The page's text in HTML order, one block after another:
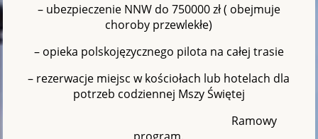
– ubezpieczenie NNW do 750000 zł ( obejmuje
choroby przewlekłe)
– opieka polskojęzycznego pilota na całej trasie
– rezerwacje miejsc w kościołach lub hotelach dla
potrzeb codziennej Mszy Świętej
Ramowy